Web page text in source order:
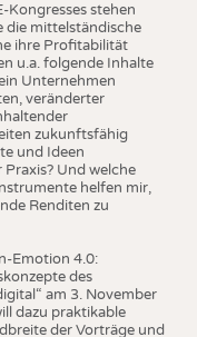
Kongresses stehen
die mittelständische
ihre Profitabilität
u.a. folgende Inhalte
Unternehmen
veränderter
zukunftsfähig
und Ideen
Und welche
helfen mir,
Renditen zu
Emotion 4.0:
des
am 3. November
dazu praktikable
der Vorträge und